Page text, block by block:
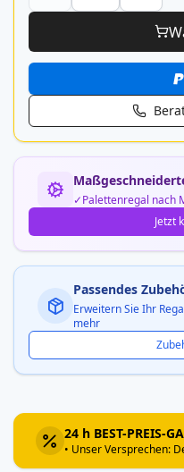
Palettenregal nach
Jetzt
Passendes
Erweitern Sie Ihr
mehr
24 h BEST-PREIS-
• Unser Versprechen: